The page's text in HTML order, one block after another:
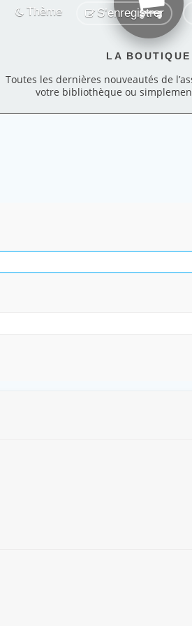
S’enregistrer
Thème
LA BOUTIQUE
Toutes les dernières nouveautés de
votre bibliothèque ou